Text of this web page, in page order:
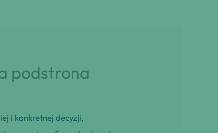
podstrona
i konkretnej decyzji,